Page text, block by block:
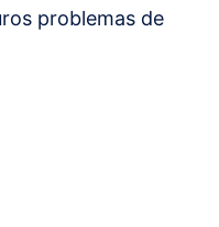
problemas de